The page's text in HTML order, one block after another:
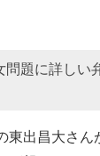
題に詳しい
出昌大さん